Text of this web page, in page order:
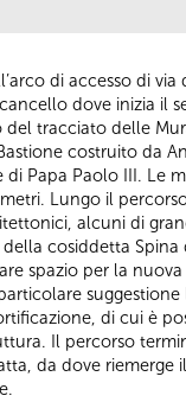
di accesso di
dove inizia il
del tracciato delle
costruito da
di Papa Paolo III. Le
Lungo il
alcuni di
cosiddetta Spina
spazio per la nuova
di cui è
Il percorso
da dove riemerge